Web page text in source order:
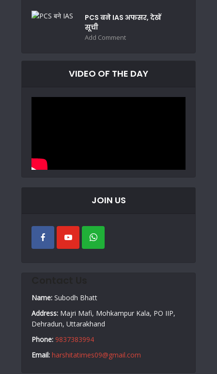
PCS बने IAS अफसर, देखें
सूची
Add Comment
VIDEO OF THE DAY
JOIN US
Name: Subodh Bhatt
Address: Majri Mafi, Mohkampur Kala, PO IIP,
Dehradun, Uttarakhand
Phone: 9837383994
Email: harshitatimes09@gmail.com